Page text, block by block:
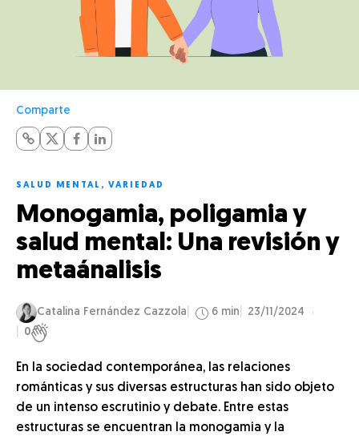
Comparte
SALUD MENTAL , VARIEDAD
Monogamia, poligamia y
salud mental: Una revisión y
metaánalisis
Catalina Fernández Cazzola 6 min
23/11/2024
0
En la sociedad contemporánea, las relaciones
románticas y sus diversas estructuras han sido objeto
de un intenso escrutinio y debate. Entre estas
estructuras se encuentran la monogamia y la